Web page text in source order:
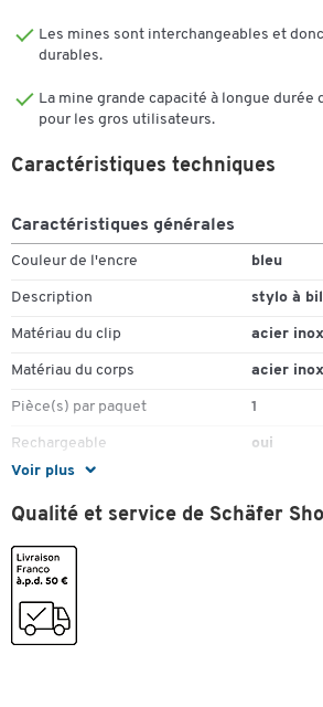
Les mines sont interchangeables et
durables.
La mine grande capacité à longue durée
pour les gros utilisateurs.
Voir plus
Caractéristiques techniques
Caractéristiques générales
Couleur de l'encre bleu
Description stylo à
Matériau du clip acier
Matériau du corps acier
Pièce(s) par paquet 1
Rechargeable oui
Type de recharge (mine)
Coloris
Qualité et service de Schäfer
Toucher deux fois pour